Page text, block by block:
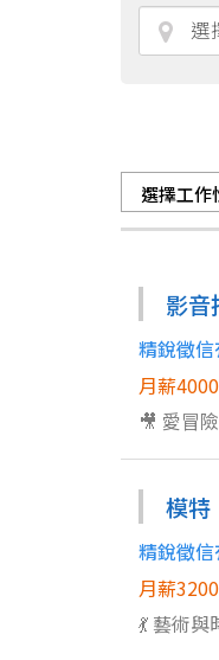
影音
精銳徵
月薪
🎥 愛冒險又充滿創意的拍
軸穩定器以及其他攝
製工作，包括調
讓我們
模特
精銳徵
月薪
💃 藝術